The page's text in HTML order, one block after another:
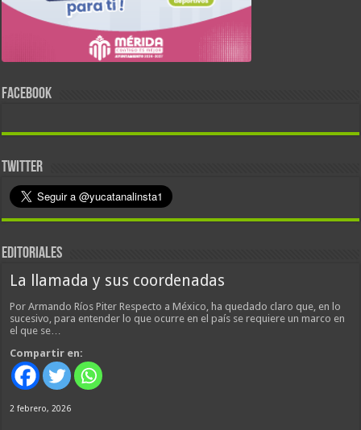
FACEBOOK
TWITTER
EDITORIALES
La llamada y sus coordenadas
Por Armando Ríos Piter Respecto a México, ha quedado claro que, en lo
sucesivo, para entender lo que ocurre en el país se requiere un marco en
el que se…
Compartir en:
2 febrero, 2026